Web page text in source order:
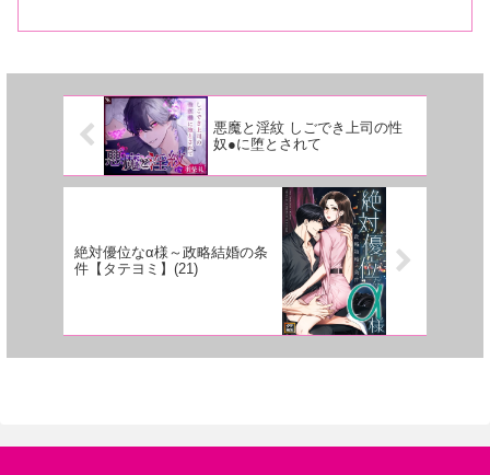
悪魔と淫紋 しごでき上司の性
奴●に堕とされて
絶対優位なα様～政略結婚の条
件【タテヨミ】(21)